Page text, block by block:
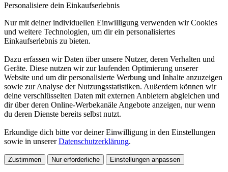
Personalisiere dein Einkaufserlebnis
Nur mit deiner individuellen Einwilligung verwenden wir Cookies
und weitere Technologien, um dir ein personalisiertes
Einkaufserlebnis zu bieten.
Dazu erfassen wir Daten über unsere Nutzer, deren Verhalten und
Geräte. Diese nutzen wir zur laufenden Optimierung unserer
Website und um dir personalisierte Werbung und Inhalte anzuzeigen
sowie zur Analyse der Nutzungsstatistiken. Außerdem können wir
deine verschlüsselten Daten mit externen Anbietern abgleichen und
dir über deren Online-Werbekanäle Angebote anzeigen, nur wenn
du deren Dienste bereits selbst nutzt.
Erkundige dich bitte vor deiner Einwilligung in den Einstellungen
sowie in unsererDatenschutzerklärung.
Zustimmen Nur erforderliche Einstellungen anpassen